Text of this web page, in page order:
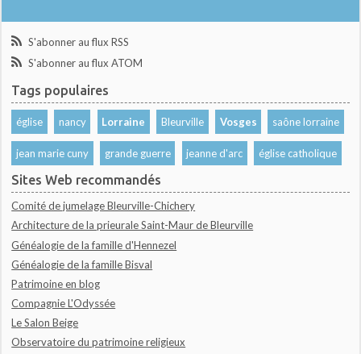
S'abonner au flux RSS
S'abonner au flux ATOM
Tags populaires
église nancy Lorraine Bleurville Vosges saône lorraine
jean marie cuny grande guerre jeanne d'arc église catholique
Sites Web recommandés
Comité de jumelage Bleurville-Chichery
Architecture de la prieurale Saint-Maur de Bleurville
Généalogie de la famille d'Hennezel
Généalogie de la famille Bisval
Patrimoine en blog
Compagnie L'Odyssée
Le Salon Beige
Observatoire du patrimoine religieux